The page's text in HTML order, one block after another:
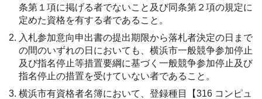
条第１項に掲げる者でないこと及び同条第２項の規定に
定めた資格を有する者であること。
入札参加意向申出書の提出期限から落札者決定の日まで
の間のいずれの日においても、横浜市一般競争参加停止
及び指名停止等措置要綱に基づく一般競争参加停止及び
指名停止の措置を受けていない者であること。
横浜市有資格者名簿において、登録種目【316 コンピュ